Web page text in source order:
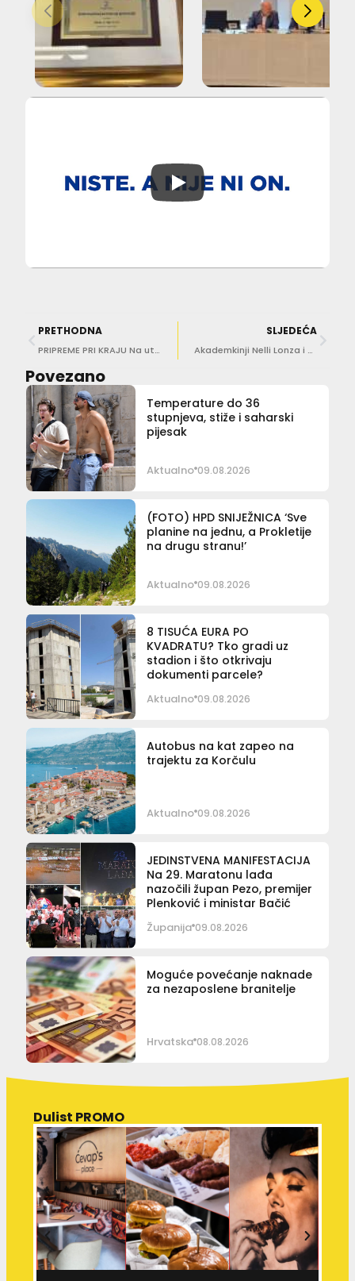
PRETHODNA
PRIPREME PRI KRAJU Na utrku električnih glisera stigao i Plenković
SLJEDEĆA
Akademkinji Nelli Lonza i povjesničaru umjetnosti Igoru Zidiću počasni doktorati Sveučilišta u Splitu
Povezano
Temperature do 36
stupnjeva, stiže i saharski
pijesak
Aktualno 09.08.2026
(FOTO) HPD SNIJEŽNICA ‘Sve
planine na jednu, a Prokletije
na drugu stranu!’
Aktualno 09.08.2026
8 TISUĆA EURA PO
KVADRATU? Tko gradi uz
stadion i što otkrivaju
dokumenti parcele?
Aktualno 09.08.2026
Autobus na kat zapeo na
trajektu za Korčulu
Aktualno 09.08.2026
JEDINSTVENA MANIFESTACIJA
Na 29. Maratonu lađa
nazočili župan Pezo, premijer
Plenković i ministar Bačić
Županija 09.08.2026
Moguće povećanje naknade
za nezaposlene branitelje
Hrvatska 08.08.2026
Dulist PROMO